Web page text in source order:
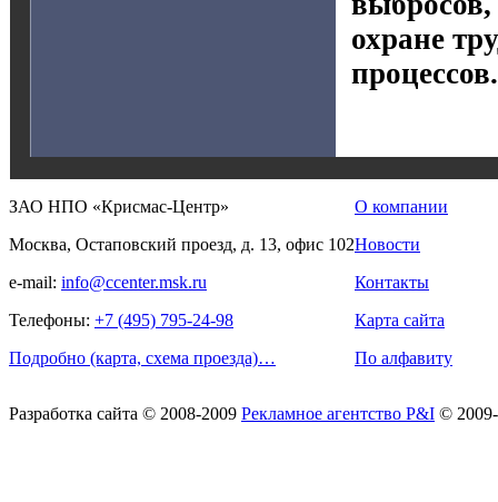
охране
процессов.
ЗАО НПО «Крисмас-Центр»
Москва, Остаповский проезд, д. 13, офис 102
e-mail: info@ccenter.msk.ru
Телефоны: +7 (495) 795-24-98
Подробно (карта, схема проезда)…
О компании
Новости
Контакты
Карта сайта
По алфавиту
Разработка сайта © 2008-2009 Рекламное агентство P&I ©